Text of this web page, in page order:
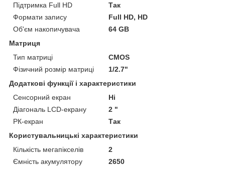
Підтримка Full HD
Так
Формати запису
Full HD, HD
Об'єм накопичувача
64 GB
Матриця
Тип матриці
CMOS
Фізичний розмір матриці
1/2.7"
Додаткові функції і характеристики
Сенсорний екран
Ні
Діагональ LCD-екрану
2 "
РК-екран
Так
Користувальницькі характеристики
Кількість мегапікселів
2
Ємність акумулятору
2650